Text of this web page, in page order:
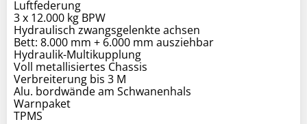
Luftfederung
3 x 12.000 kg BPW
Hydraulisch zwangsgelenkte achsen
Bett: 8.000 mm + 6.000 mm ausziehbar
Hydraulik-Multikupplung
Voll metallisiertes Chassis
Verbreiterung bis 3 M
Alu. bordwände am Schwanenhals
Warnpaket
TPMS